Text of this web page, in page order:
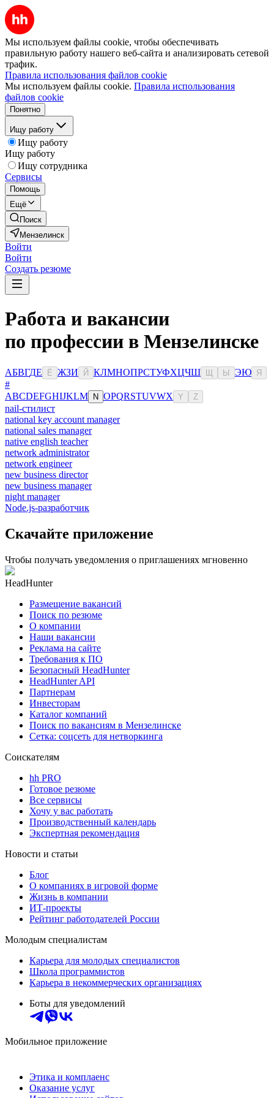
Мы используем файлы cookie, чтобы обеспечивать
правильную работу нашего веб-сайта и анализировать сетевой
трафик.
Правила использования файлов cookie
Мы используем файлы cookie. Правила использования
файлов cookie
Понятно
Ищу работу
Ищу работу
Ищу работу
Ищу сотрудника
Сервисы
Помощь
Ещё
Поиск
Мензелинск
Войти
Войти
Создать резюме
Работа и вакансии
по профессии в Мензелинске
АБВГДЕ Ё ЖЗИ Й КЛМНОПРСТУФХЦЧШ Ы ЭЮ Я
#
ABCDEFGHIJKLM N OPQRSTUVWX Y Z
nail-стилист
national key account manager
national sales manager
native english teacher
network administrator
network engineer
new business director
new business manager
night manager
Node.js-разработчик
Скачайте приложение
Чтобы получать уведомления о приглашениях мгновенно
HeadHunter
Размещение вакансий
Поиск по резюме
О компании
Наши вакансии
Реклама на сайте
Требования к ПО
Безопасный HeadHunter
HeadHunter API
Партнерам
Инвесторам
Каталог компаний
Поиск по вакансиям в Мензелинске
Сетка: соцсеть для нетворкинга
Соискателям
hh PRO
Готовое резюме
Все сервисы
Хочу у вас работать
Производственный календарь
Экспертная рекомендация
Новости и статьи
Блог
О компаниях в игровой форме
Жизнь в компании
ИТ-проекты
Рейтинг работодателей России
Молодым специалистам
Карьера для молодых специалистов
Школа программистов
Карьера в некоммерческих организациях
Боты для уведомлений
Мобильное приложение
Этика и комплаенс
Оказание услуг